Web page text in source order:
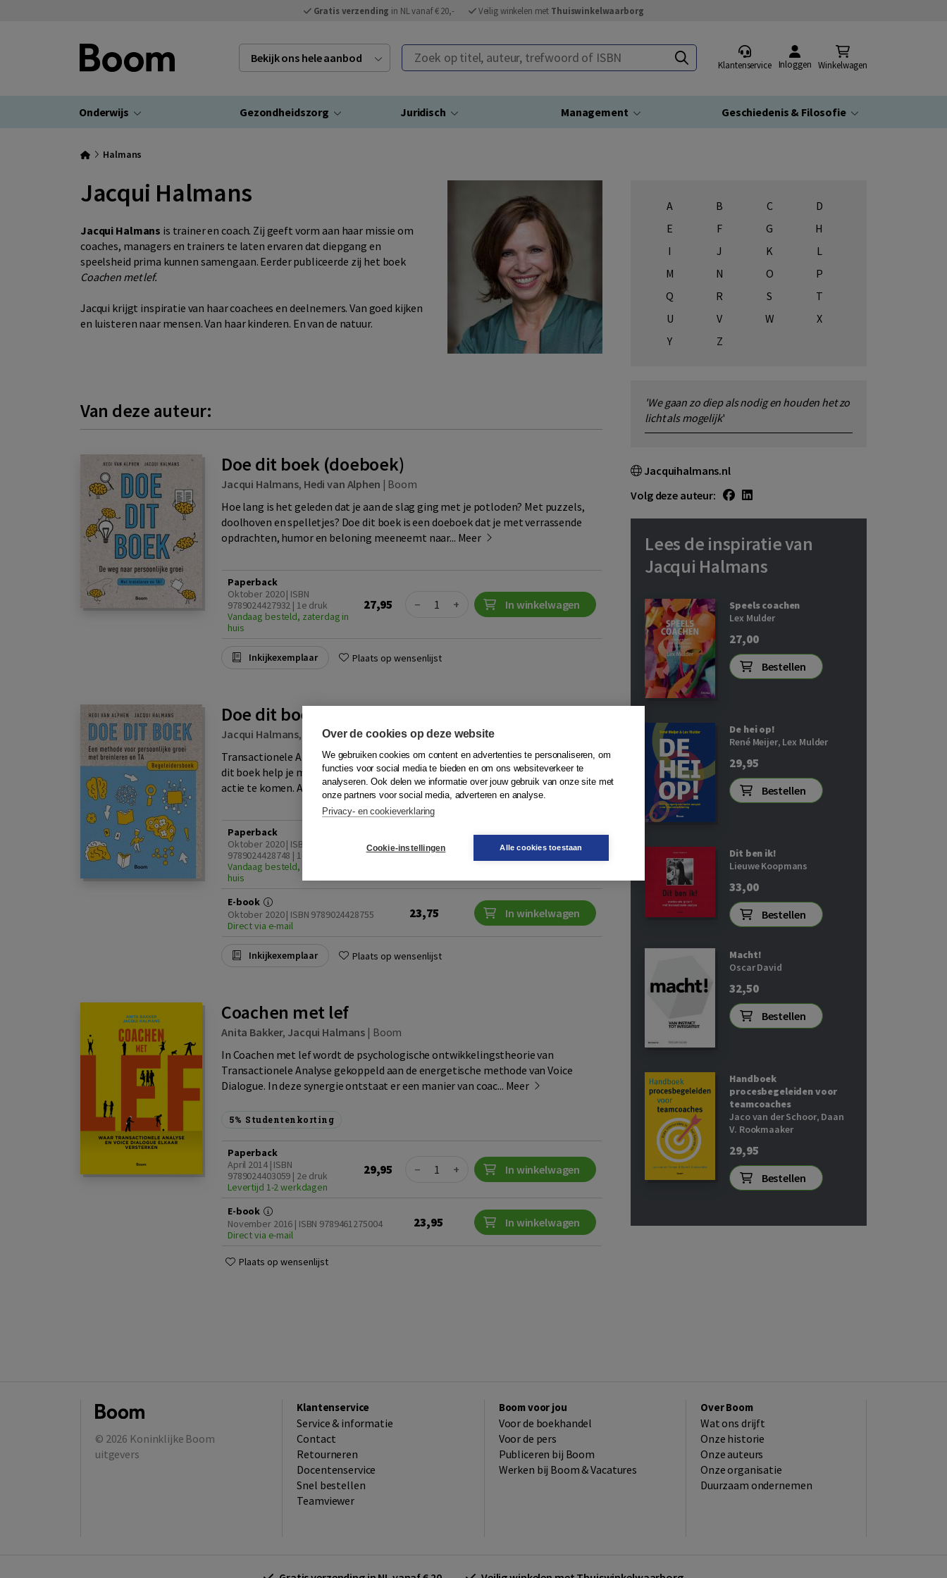
Gratis verzending in NL vanaf € 20,- Veilig winkelen met Thuiswinkelwaarborg
Bekijk ons hele aanbod Zoek op titel, auteur, trefwoord of ISBN
Klantenservice Inloggen Winkelwagen
Onderwijs Gezondheidszorg Juridisch Management Geschiedenis & Filosofie
Halmans
Jacqui Halmans
Jacqui Halmans is trainer en coach. Zij geeft vorm aan haar missie om
coaches, managers en trainers te laten ervaren dat diepgang en
speelsheid prima kunnen samengaan. Eerder publiceerde zij het boek
Coachen met lef.
Jacqui krijgt inspiratie van haar coachees en deelnemers. Van goed kijken
en luisteren naar mensen. Van haar kinderen. En van de natuur.
Van deze auteur:
Doe dit boek (doeboek)
Jacqui Halmans, Hedi van Alphen | Boom
Hoe lang is het geleden dat je aan de slag ging met je potloden? Met puzzels,
doolhoven en spelletjes? Doe dit boek is een doeboek dat je met verrassende
opdrachten, humor en beloning meeneemt naar... Meer
Paperback
Oktober 2020 | ISBN
9789024427932 | 1e druk
Vandaag besteld, zaterdag in
huis
27,95 Quantity
− + In winkelwagen
Inkijkexemplaar Plaats op wensenlijst
Doe dit boek (begeleidersboek)
Jacqui Halmans, Hedi van Alphen|Boom
Transactionele Analyse en breinvriendelijk leren Met dit begeleidersboek bij Doe
dit boek help je mensen zelfbewust te worden, een richting te bepalen en in
actie te komen. Als coach, trainer, doc...Meer
Paperback
Oktober 2020 | ISBN
9789024428748 | 1e druk
Vandaag besteld, zaterdag in
huis
29,50 Quantity
− In winkelwagen
E-book
Oktober 2020 | ISBN 9789024428755
Direct via e-mail
23,75 In winkelwagen
Inkijkexemplaar Plaats op wensenlijst
Coachen met lef
Anita Bakker, Jacqui Halmans | Boom
In Coachen met lef wordt de psychologische ontwikkelingstheorie van
Transactionele Analyse gekoppeld aan de energetische methode van Voice
Dialogue. In deze synergie ontstaat er een manier van coac... Meer
5% Studentenkorting
Paperback
April 2014 | ISBN
9789024403059 | 2e druk
Levertijd 1-2 werkdagen
29,95 Quantity
− + In winkelwagen
E-book
November 2016 | ISBN 9789461275004
Direct via e-mail
23,95 In winkelwagen
Plaats op wensenlijst
A B C
D
E
F G
H
I
J K
L
M
N O
P
Q
R S
T
U
V W
X
Y
Z
'We gaan zo diep als nodig en houden het zo
licht als mogelijk'
Jacquihalmans.nl
Volg deze auteur:
Lees de inspiratie van
Jacqui Halmans
Speels coachen
Lex Mulder
27,00
Bestellen
De hei op!
René Meijer, Lex Mulder
29,95
Bestellen
Dit ben ik!
Lieuwe Koopmans
33,00
Bestellen
Macht!
Oscar David
32,50
Bestellen
Handboek
procesbegeleiden voor
teamcoaches
Jaco van der Schoor, Daan
V. Rookmaaker
29,95
Bestellen
© 2026 Koninklijke Boom
uitgevers
Klantenservice
Service & informatie
Contact
Retourneren
Docentenservice
Snel bestellen
Teamviewer
Boom voor jou
Voor de boekhandel
Voor de pers
Publiceren bij Boom
Werken bij Boom & Vacatures
Over Boom
Wat ons drijft
Onze historie
Onze auteurs
Onze organisatie
Duurzaam ondernemen
Over de cookies op deze website
We gebruiken cookies om content en advertenties te personaliseren, om
functies voor social media te bieden en om ons websiteverkeer te
analyseren. Ook delen we informatie over jouw gebruik van onze site met
onze partners voor social media, adverteren en analyse.
Privacy- en cookieverklaring
Cookie-instellingen Alle cookies toestaan